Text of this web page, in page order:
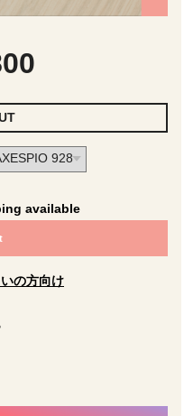
available
の方向け